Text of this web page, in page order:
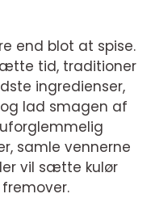
end blot at spise.
tid, traditioner
ingredienser,
lad smagen af
samle vennerne
vil sætte kulør